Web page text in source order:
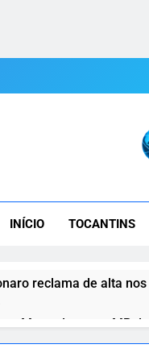
INÍCIO TOCANTINS
reclama de alta
Motta destrava MP